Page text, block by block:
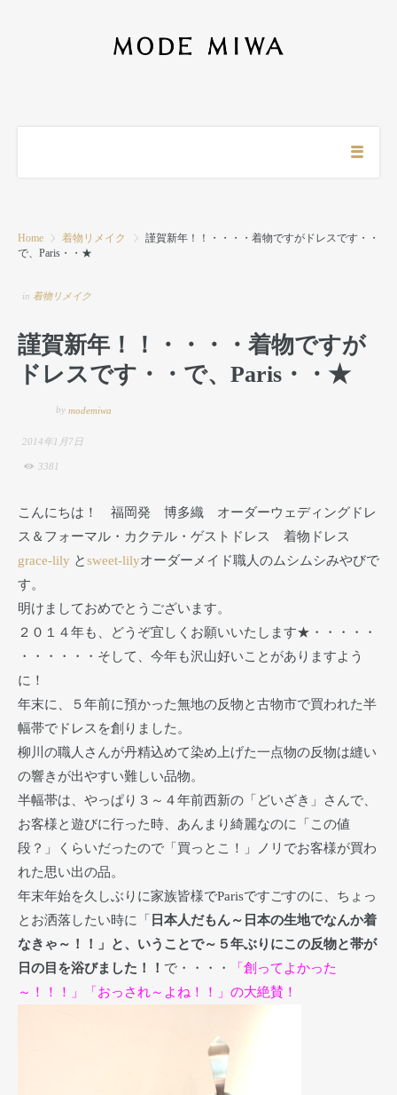
Home 着物リメイク
謹賀新年！！・・・・着物ですがドレスです・・
で、Paris・・★
in 着物リメイク
謹賀新年！！・・・・着物ですが
ドレスです・・で、Paris・・★
by modemiwa
2014年1月7日
3381
こんにちは！ 福岡発 博多織 オーダーウェディングドレ
ス＆フォーマル・カクテル・ゲストドレス 着物ドレス
grace-lily とsweet-lilyオーダーメイド職人のムシムシみやびで
す。
明けましておめでとうございます。
２０１４年も、どうぞ宜しくお願いいたします★・・・・・
・・・・・・そして、今年も沢山好いことがありますよう
に！
年末に、５年前に預かった無地の反物と古物市で買われた半
幅帯でドレスを創りました。
柳川の職人さんが丹精込めて染め上げた一点物の反物は縫い
の響きが出やすい難しい品物。
半幅帯は、やっぱり３～４年前西新の「どいざき」さんで、
お客様と遊びに行った時、あんまり綺麗なのに「この値
段？」くらいだったので「買っとこ！」ノリでお客様が買わ
れた思い出の品。
年末年始を久しぶりに家族皆様でParisですごすのに、ちょっ
とお洒落したい時に「 日本人だもん～日本の生地でなんか着
なきゃ～！！」と、いうことで～５年ぶりにこの反物と帯が
日の目を浴びました！！ で・・・・
「創ってよかった
～！！！」「おっされ～よね！！」の大絶賛！